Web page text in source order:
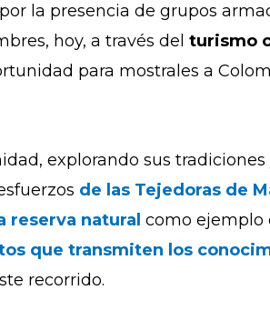
la presencia de grupos
hoy, a través del turismo
para mostrales a
explorando sus
de las Tejedoras de
reserva natural como ejemplo
que transmiten los
recorrido.